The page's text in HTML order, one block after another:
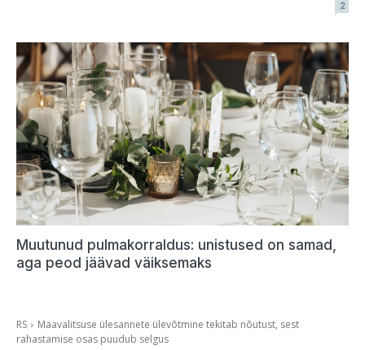
2
Muutunud pulmakorraldus: unistused on samad,
aga peod jäävad väiksemaks